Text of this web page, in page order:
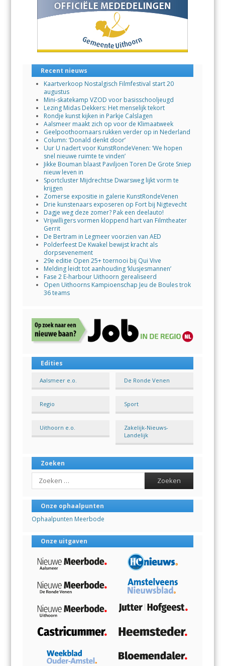
Recent nieuws
Kaartverkoop Nostalgisch Filmfestival start 20
augustus
Mini-skatekamp VZOD voor basisschooljeugd
Lezing Midas Dekkers: Het menselijk tekort
Rondje kunst kijken in Parkje Calslagen
Aalsmeer maakt zich op voor de Klimaatweek
Geelpoothoornaars rukken verder op in Nederland
Column: ‘Donald denkt door’
Uur U nadert voor KunstRondeVenen: ‘We hopen
snel nieuwe ruimte te vinden’
Jikke Bouman blaast Paviljoen Toren De Grote Sniep
nieuw leven in
Sportcluster Mijdrechtse Dwarsweg lijkt vorm te
krijgen
Zomerse expositie in galerie KunstRondeVenen
Drie kunstenaars exposeren op Fort bij Nigtevecht
Dagje weg deze zomer? Pak een deelauto!
Vrijwilligers vormen kloppend hart van Filmtheater
Gerrit
De Bertram in Legmeer voorzien van AED
Polderfeest De Kwakel bewijst kracht als
dorpsevenement
29e editie Open 25+ toernooi bij Qui Vive
Melding leidt tot aanhouding ‘klusjesmannen’
Fase 2 E-harbour Uithoorn gerealiseerd
Open Uithoorns Kampioenschap Jeu de Boules trok
36 teams
Edities
Aalsmeer e.o. De Ronde Venen
Regio Sport
Uithoorn e.o.
Zakelijk-Nieuws-
Landelijk
Zoeken
Search
Onze ophaalpunten
Ophaalpunten Meerbode
Onze uitgaven